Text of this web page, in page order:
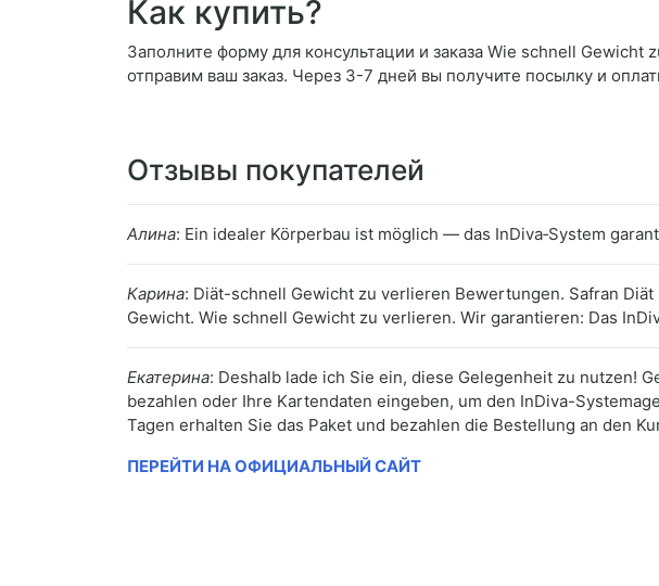
Как купить?
Заполните форму для консультации и заказа Wie schnell
отправим ваш заказ. Через 3-7 дней вы получите посылку и
Отзывы покупателей
Алина: Ein idealer Körperbau ist möglich — das InDiva‑System
Карина: Diät-schnell Gewicht zu verlieren Bewertungen. Safran
Gewicht. Wie schnell Gewicht zu verlieren. Wir garantieren: Das
Екатерина: Deshalb lade ich Sie ein, diese Gelegenheit zu nutzen!
bezahlen oder Ihre Kartendaten eingeben, um den InDiva-
Tagen erhalten Sie das Paket und bezahlen die Bestellung an den
ПЕРЕЙТИ НА ОФИЦИАЛЬНЫЙ САЙТ